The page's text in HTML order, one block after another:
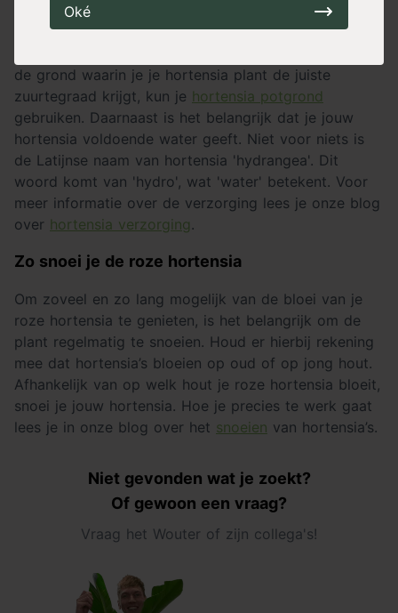
Oké
winterhard en heeft weinig last van plantenziekten.
Wel heeft de roze hortensia behoefte aan een grond
de grond waarin je je hortensia plant de juiste
zuurtegraad krijgt, kun je hortensia potgrond
gebruiken. Daarnaast is het belangrijk dat je jouw
hortensia voldoende water geeft. Niet voor niets is
de Latijnse naam van hortensia 'hydrangea'. Dit
woord komt van 'hydro', wat 'water' betekent. Voor
meer informatie over de verzorging lees je onze blog
over hortensia verzorging.
Zo snoei je de roze hortensia
Om zoveel en zo lang mogelijk van de bloei van je
roze hortensia te genieten, is het belangrijk om de
plant regelmatig te snoeien. Houd er hierbij rekening
mee dat hortensia’s bloeien op oud of op jong hout.
Afhankelijk van op welk hout je roze hortensia bloeit,
snoei je jouw hortensia. Hoe je precies te werk gaat
lees je in onze blog over het snoeien van hortensia’s.
Niet gevonden wat je zoekt?
Of gewoon een vraag?
Vraag het Wouter of zijn collega's!